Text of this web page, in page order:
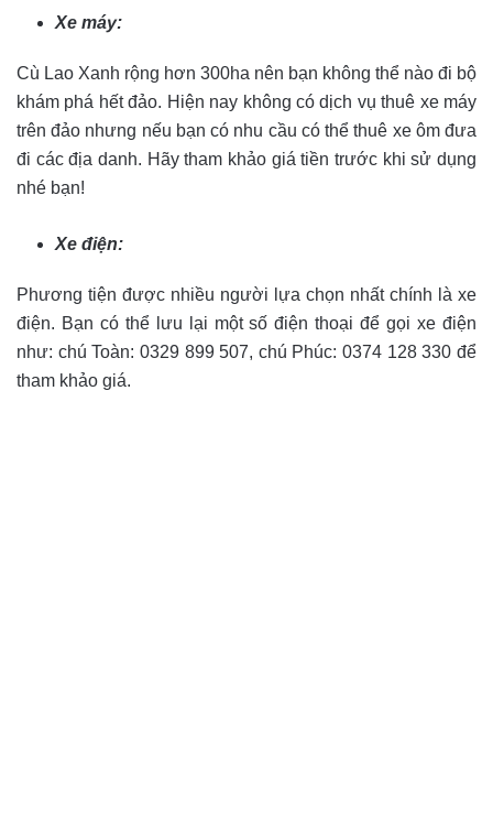
Xe máy:
Cù Lao Xanh rộng hơn 300ha nên bạn không thể nào đi bộ
khám phá hết đảo. Hiện nay không có dịch vụ thuê xe máy
trên đảo nhưng nếu bạn có nhu cầu có thể thuê xe ôm đưa
đi các địa danh. Hãy tham khảo giá tiền trước khi sử dụng
nhé bạn!
Xe điện:
Phương tiện được nhiều người lựa chọn nhất chính là xe
điện. Bạn có thể lưu lại một số điện thoại để gọi xe điện
như: chú Toàn: 0329 899 507, chú Phúc: 0374 128 330 để
tham khảo giá.